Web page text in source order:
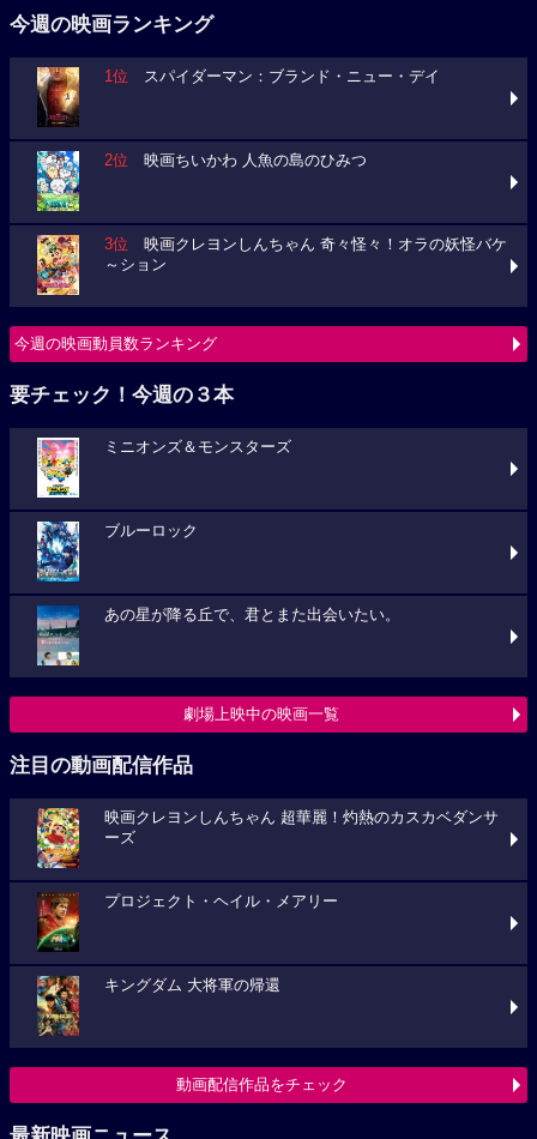
今週の映画ランキング
1位 スパイダーマン：ブランド・ニュー・デイ
2位 映画ちいかわ 人魚の島のひみつ
3位 映画クレヨンしんちゃん 奇々怪々！オラの妖怪バケ
～ション
今週の映画動員数ランキング
要チェック！今週の３本
ミニオンズ＆モンスターズ
ブルーロック
あの星が降る丘で、君とまた出会いたい。
劇場上映中の映画一覧
注目の動画配信作品
映画クレヨンしんちゃん 超華麗！灼熱のカスカベダンサ
ーズ
プロジェクト・ヘイル・メアリー
キングダム 大将軍の帰還
動画配信作品をチェック